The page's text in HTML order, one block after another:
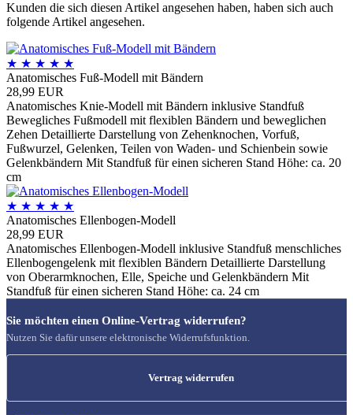
Kunden die sich diesen Artikel angesehen haben, haben sich auch
folgende Artikel angesehen.
★ ★ ★ ★ ★
Anatomisches Fuß-Modell mit Bändern
28,99 EUR
Anatomisches Knie-Modell mit Bändern inklusive Standfuß
Bewegliches Fußmodell mit flexiblen Bändern und beweglichen
Zehen Detaillierte Darstellung von Zehenknochen, Vorfuß,
Fußwurzel, Gelenken, Teilen von Waden- und Schienbein sowie
Gelenkbändern Mit Standfuß für einen sicheren Stand Höhe: ca. 20
cm
★ ★ ★ ★ ★
Anatomisches Ellenbogen-Modell
28,99 EUR
Anatomisches Ellenbogen-Modell inklusive Standfuß menschliches
Ellenbogengelenk mit flexiblen Bändern Detaillierte Darstellung
von Oberarmknochen, Elle, Speiche und Gelenkbändern Mit
Standfuß für einen sicheren Stand Höhe: ca. 24 cm
Sie möchten einen Online-Vertrag widerrufen?
Nutzen Sie dafür unsere elektronische Widerrufsfunktion.
Vertrag widerrufen